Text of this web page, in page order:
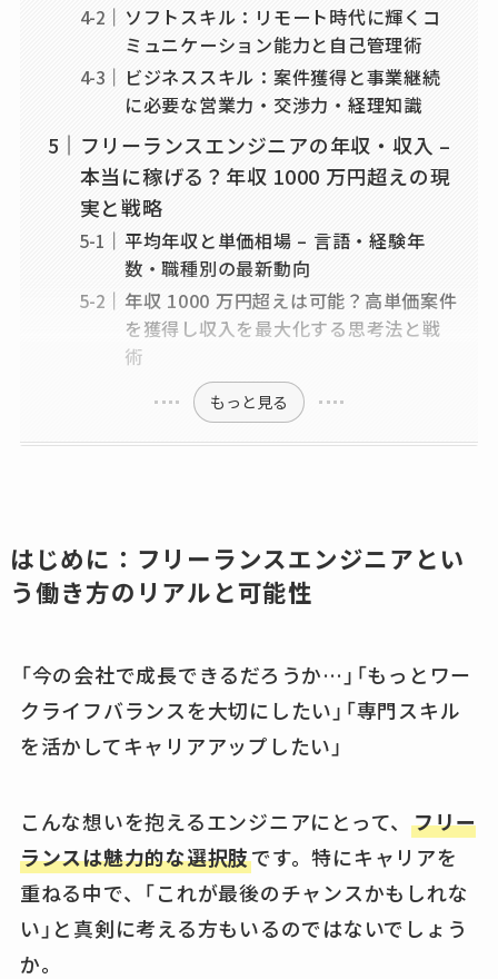
ソフトスキル：リモート時代に輝くコ
ミュニケーション能力と自己管理術
ビジネススキル：案件獲得と事業継続
に必要な営業力・交渉力・経理知識
フリーランスエンジニアの年収・収入 –
本当に稼げる？年収 1000 万円超えの現
実と戦略
平均年収と単価相場 – 言語・経験年
数・職種別の最新動向
年収 1000 万円超えは可能？高単価案件
を獲得し収入を最大化する思考法と戦
術
もっと見る
はじめに：フリーランスエンジニアとい
う働き方のリアルと可能性
「今の会社で成長できるだろうか…」「もっとワー
クライフバランスを大切にしたい」「専門スキル
を活かしてキャリアアップしたい」
こんな想いを抱えるエンジニアにとって、フリー
ランスは魅力的な選択肢です。特にキャリアを
重ねる中で、「これが最後のチャンスかもしれな
い」と真剣に考える方もいるのではないでしょう
か。